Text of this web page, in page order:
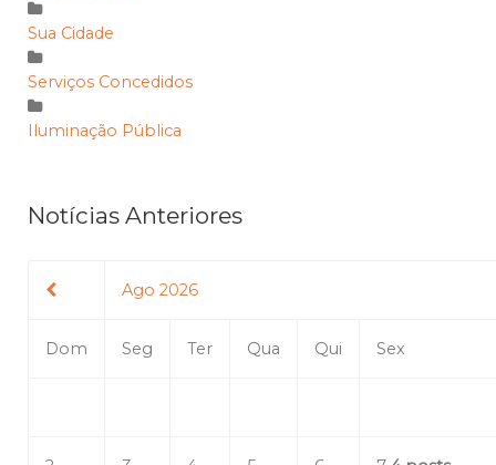
Sua Cidade
Serviços Concedidos
Iluminação Pública
Notícias Anteriores
Ago 2026
Dom Seg Ter Qua Qui Sex